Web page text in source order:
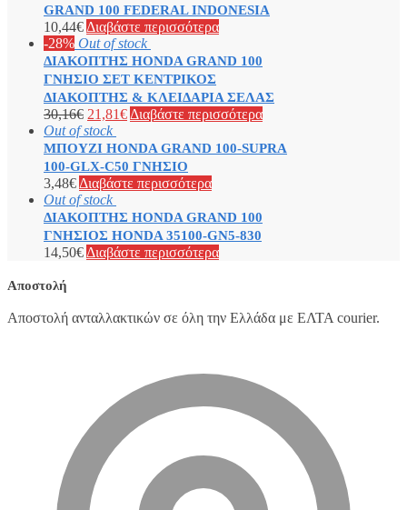
GRAND 100 FEDERAL INDONESIA
10,44€ Διαβάστε περισσότερα
-28% Out of stock
ΔΙΑΚΟΠΤΗΣ HONDA GRAND 100
ΓΝΗΣΙΟ ΣΕΤ ΚΕΝΤΡΙΚΟΣ
ΔΙΑΚΟΠΤΗΣ & ΚΛΕΙΔΑΡΙΑ ΣΕΛΑΣ
30,16€ 21,81€ Διαβάστε περισσότερα
Out of stock
ΜΠΟΥΖΙ HONDA GRAND 100-SUPRA
100-GLX-C50 ΓΝΗΣΙΟ
3,48€ Διαβάστε περισσότερα
Out of stock
ΔΙΑΚΟΠΤΗΣ HONDA GRAND 100
ΓΝΗΣΙΟΣ HONDA 35100-GN5-830
14,50€ Διαβάστε περισσότερα
Αποστολή
Αποστολή ανταλλακτικών σε όλη την Ελλάδα με ΕΛΤΑ courier.